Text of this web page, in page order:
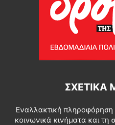
ΣΧΕΤΙΚΆ
Εναλλακτική πληροφόρηση
κοινωνικά κινήματα και τη